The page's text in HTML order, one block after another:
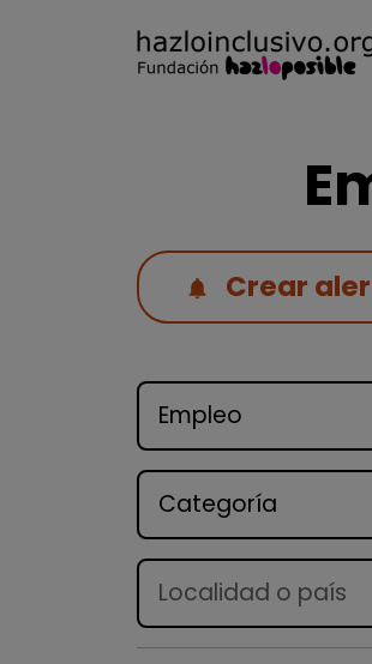
Crear
Tipo de oferta
Categoría
Lugar